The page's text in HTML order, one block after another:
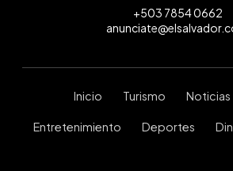
+503 7854 0662
Inicio Turismo Noticias
Entretenimiento Deportes